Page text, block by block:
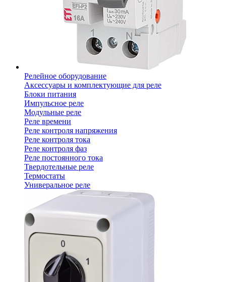
Релейное оборудование
Аксессуары и комплектующие для реле
Блоки питания
Импульсное реле
Модульные реле
Реле времени
Реле контроля напряжения
Реле контроля тока
Реле контроля фаз
Реле постоянного тока
Твердотельные реле
Термостаты
Универальное реле